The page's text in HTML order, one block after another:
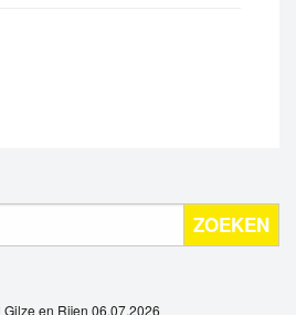
ZOEKEN
en Rijen 06.07.2026